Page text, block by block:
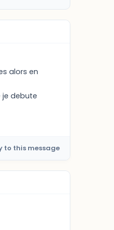
alors en
je debute
to this message